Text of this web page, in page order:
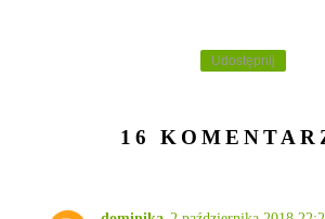
Udostępnij
16